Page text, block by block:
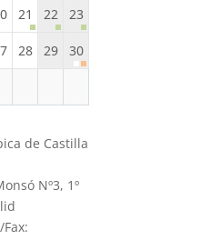
21 22 23
28 29 30
de Castilla
Nº3, 1º